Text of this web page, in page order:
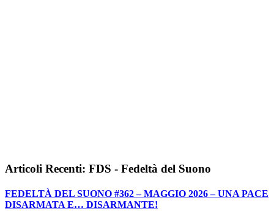
Articoli Recenti: FDS - Fedeltà del Suono
FEDELTÀ DEL SUONO #362 – MAGGIO 2026 – UNA PACE
DISARMATA E… DISARMANTE!